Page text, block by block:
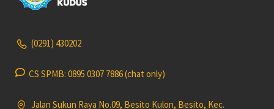
(0291) 430202
CS SPMB: 0895 0307 7886 (chat only)
Jalan Sukun Raya No.09, Besito Kulon, Besito, Kec.